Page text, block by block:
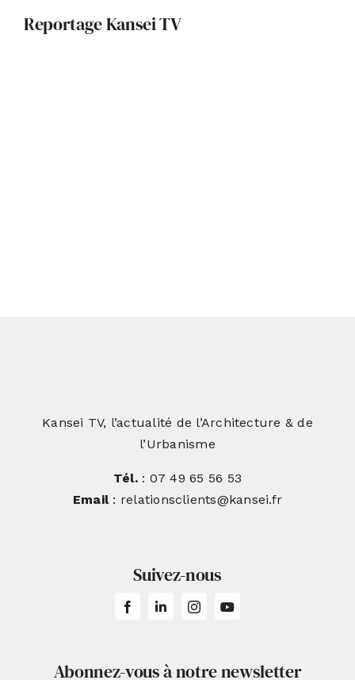
Reportage Kansei TV
Kansei TV, l’actualité de l’Architecture & de
l’Urbanisme
Tél.: 07 49 65 56 53
Email: relationsclients@kansei.fr
Suivez-nous
Abonnez-vous à notre newsletter